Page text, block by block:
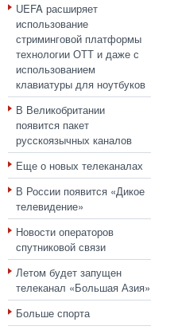
UEFA расширяет
использование
стриминговой платформы
технологии ОТТ и даже с
использованием
клавиатуры для ноутбуков
В Великобритании
появится пакет
русскоязычных каналов
Еще о новых телеканалах
В России появится «Дикое
телевидение»
Новости операторов
спутниковой связи
Летом будет запущен
телеканал «Большая Азия»
Больше спорта